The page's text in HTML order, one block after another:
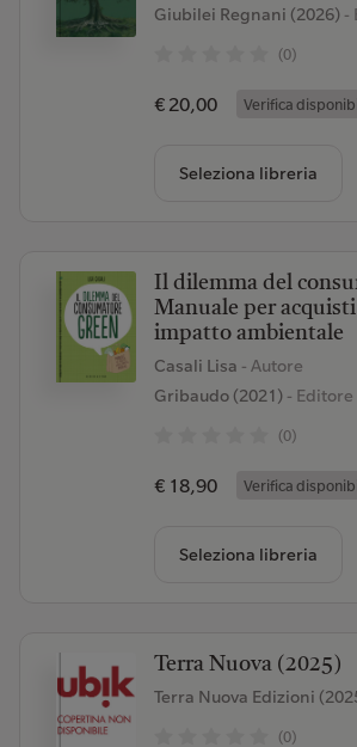
Giubilei Regnani (2026)-
(0)
€ 20,00 Verifica
Seleziona libreria
Il dilemma del
Manuale per acquisti
impatto ambientale
Casali Lisa - Autore
Gribaudo (2021)- Editore
(0)
€ 18,90 Verifica
Seleziona libreria
Terra Nuova (2025)
Terra Nuova Edizioni
(0)